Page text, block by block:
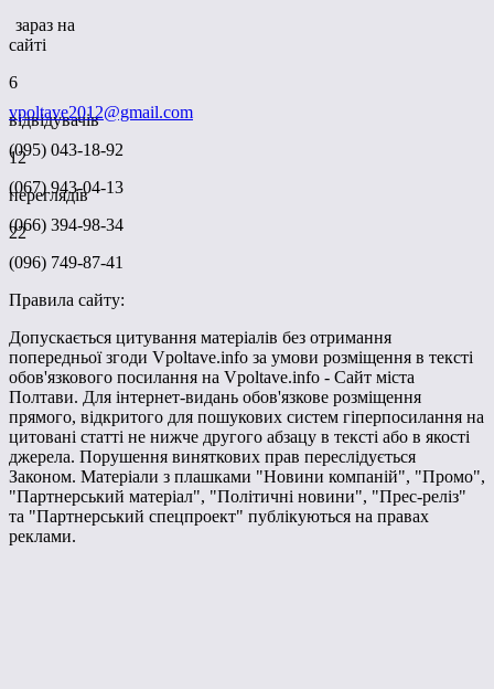
зараз на
сайті
6
відвідувачів
12
переглядів
22
vpoltave2012@gmail.com
(095) 043-18-92
(067) 943-04-13
(066) 394-98-34
(096) 749-87-41
Правила сайту:
Допускається цитування матеріалів без отримання
попередньої згоди Vpoltave.info за умови розміщення в тексті
обов'язкового посилання на Vpoltave.info - Сайт міста
Полтави. Для інтернет-видань обов'язкове розміщення
прямого, відкритого для пошукових систем гіперпосилання на
цитовані статті не нижче другого абзацу в тексті або в якості
джерела. Порушення виняткових прав переслідується
Законом. Матеріали з плашками "Новини компаній", "Промо",
"Партнерський матеріал", "Політичні новини", "Прес-реліз"
та "Партнерський спецпроект" публікуються на правах
реклами.